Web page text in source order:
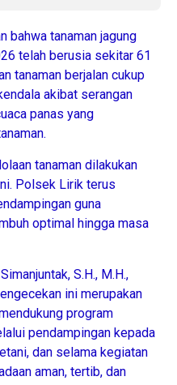
bahwa tanaman jagung
telah berusia sekitar 61
tanaman berjalan cukup
akibat serangan
panas yang
tanaman dilakukan
Polsek Lirik terus
guna
optimal hingga masa
S.H., M.H.,
ini merupakan
program
pendampingan kepada
dan selama kegiatan
aman, tertib, dan